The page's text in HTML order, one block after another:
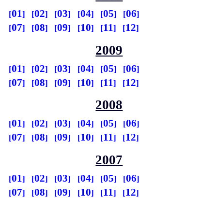
01 02 03 04 05
06
07
08 09 10 11 12
2009
01 02 03 04 05
06
07
08 09 10 11 12
2008
01 02 03 04 05
06
07
08 09 10 11 12
2007
01 02 03 04 05
06
07
08 09 10 11 12